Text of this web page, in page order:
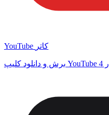
YouTube کاتر